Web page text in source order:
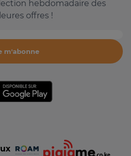
hebdomadaire des
offres !
m'abonne